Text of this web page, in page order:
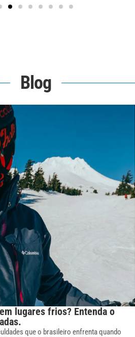
Blog
lugares frios? Entenda o
que o brasileiro enfrenta quando